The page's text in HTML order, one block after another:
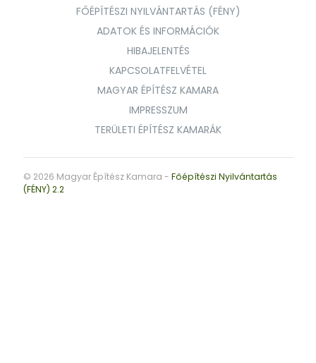
FŐÉPÍTÉSZI NYILVÁNTARTÁS (FÉNY)
ADATOK ÉS INFORMÁCIÓK
HIBAJELENTÉS
KAPCSOLATFELVÉTEL
MAGYAR ÉPÍTÉSZ KAMARA
IMPRESSZUM
TERÜLETI ÉPÍTÉSZ KAMARÁK
© 2026 Magyar Építész Kamara - Főépítészi Nyilvántartás
(FÉNY) 2.2